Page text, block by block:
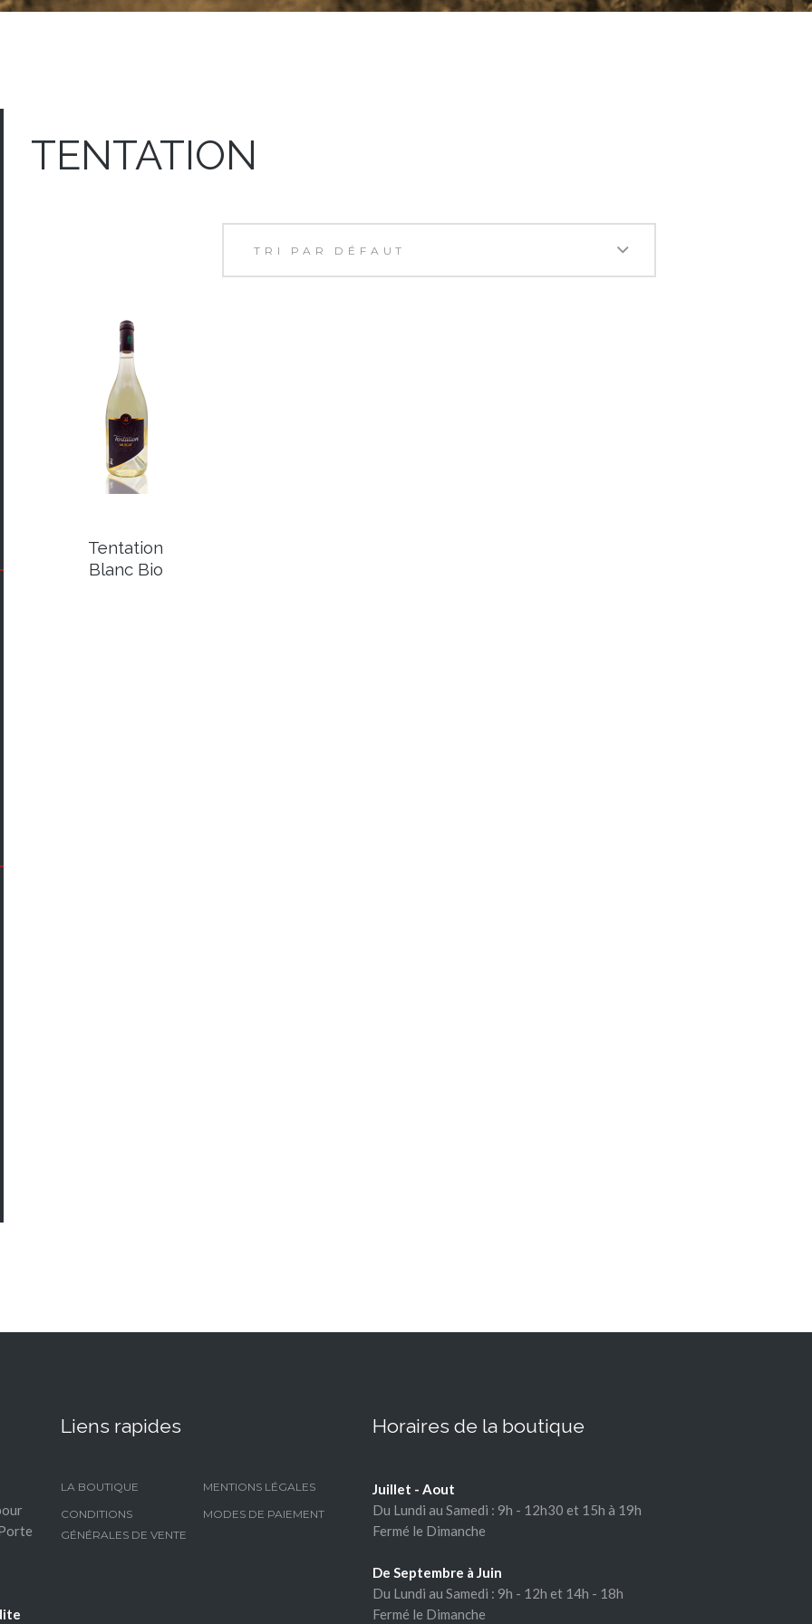
TENTATION
Tentation
Blanc Bio
Liens rapides
LA BOUTIQUE
MENTIONS LÉGALES
CONDITIONS
GÉNÉRALES DE VENTE
MODES DE PAIEMENT
Horaires de la boutique
Juillet - Aout
Du Lundi au Samedi : 9h - 12h30 et 15h à 19h
Fermé le Dimanche
De Septembre à Juin
Du Lundi au Samedi : 9h - 12h et 14h - 18h
Fermé le Dimanche